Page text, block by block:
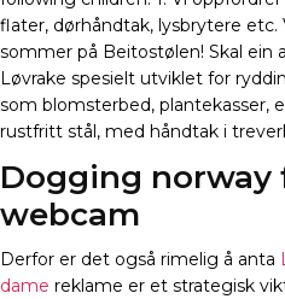
flater, dørhåndtak, lysbrytere
sommer på Beitostølen! Skal ein
Løvrake spesielt utviklet for
som blomsterbed, plantekasser,
rustfritt stål, med håndtak i
Dogging norway
webcam
Derfor er det også rimelig å anta
dame reklame er et strategisk